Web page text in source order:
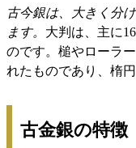
古今銀は、大きく分
ます。 大判は、主に
のです。槌やローラ
れたものであり、楕
古金銀の特徴